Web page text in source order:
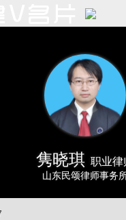
隽晓琪 职业律
山东民颂律师事务